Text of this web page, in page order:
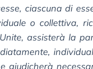
ciascuna di
o collettiva,
assisterà la
giudicherà